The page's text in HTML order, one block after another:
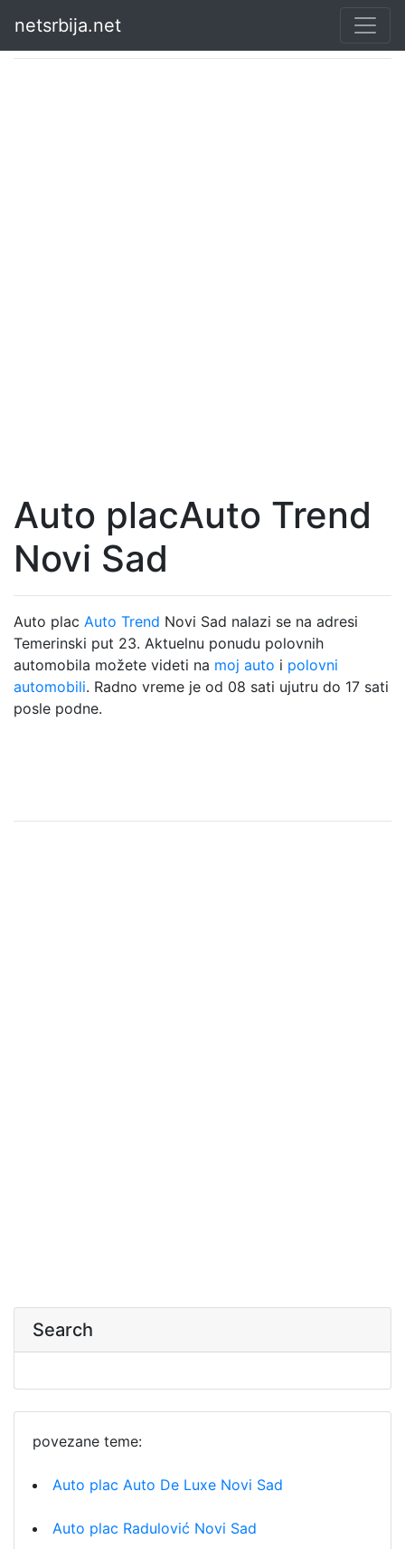
netsrbija.net
Auto placAuto Trend
Novi Sad
Auto plac Auto Trend Novi Sad nalazi se na adresi
Temerinski put 23. Aktuelnu ponudu polovnih
automobila možete videti na moj auto i polovni
automobili. Radno vreme je od 08 sati ujutru do 17 sati
posle podne.
Search
povezane teme:
Auto plac Auto De Luxe Novi Sad
Auto plac Radulović Novi Sad